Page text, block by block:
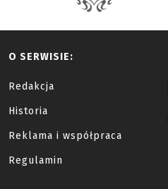
O SERWISIE:
Redakcja
Historia
Reklama i współpraca
Regulamin